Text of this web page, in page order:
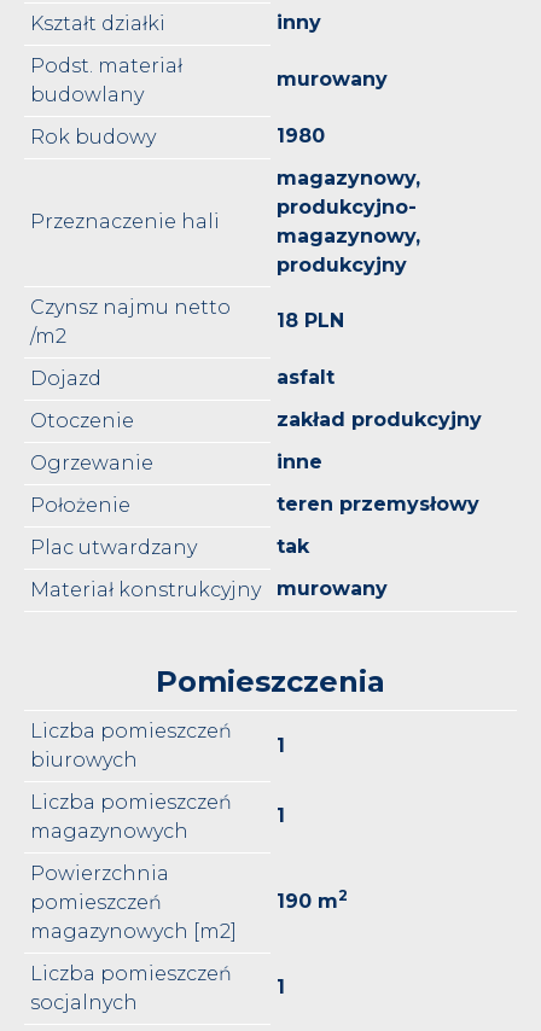
Kształt działki
inny
Podst. materiał
budowlany
murowany
Rok budowy 1980
Przeznaczenie hali
magazynowy,
produkcyjno-
magazynowy,
produkcyjny
Czynsz najmu netto
/m2
18 PLN
Dojazd
asfalt
Otoczenie
zakład produkcyjny
Ogrzewanie
inne
Położenie
teren przemysłowy
Plac utwardzany
tak
Materiał konstrukcyjny
murowany
Pomieszczenia
Liczba pomieszczeń
biurowych
1
Liczba pomieszczeń
magazynowych
1
Powierzchnia
pomieszczeń
magazynowych [m2]
190 m2
Liczba pomieszczeń
socjalnych
1